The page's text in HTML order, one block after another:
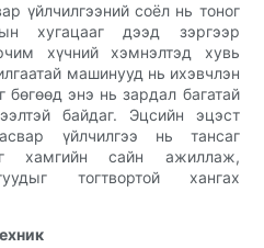
үйлчилгээний соёл нь тоног
хугацааг дээд зэргээр
хүчний хэмнэлтэд хувь
машинууд нь ихэвчлэн
бөгөөд энэ нь зардал багатай
байдаг. Эцсийн эцэст
үйлчилгээ нь тансаг
хамгийн сайн ажиллаж,
тогтвортой хангах